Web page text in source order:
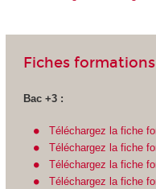
Fiches formations
Bac +3 :
Téléchargez la fiche
Téléchargez la fiche
Téléchargez la fiche
Téléchargez la fiche